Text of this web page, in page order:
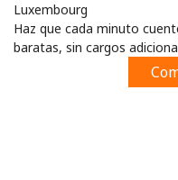
Luxembourg
Haz que cada minuto
baratas, sin cargos